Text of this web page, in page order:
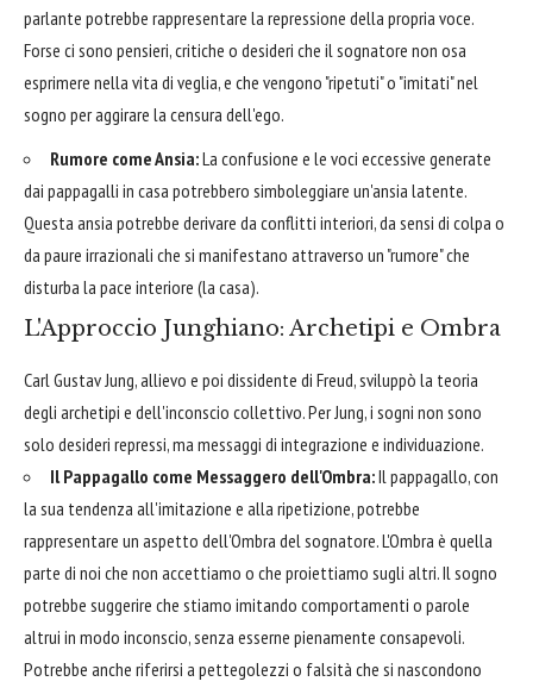
parlante potrebbe rappresentare la repressione della propria voce.
Forse ci sono pensieri, critiche o desideri che il sognatore non osa
esprimere nella vita di veglia, e che vengono "ripetuti" o "imitati" nel
sogno per aggirare la censura dell'ego.
Rumore come Ansia:La confusione e le voci eccessive generate
dai pappagalli in casa potrebbero simboleggiare un'ansia latente.
Questa ansia potrebbe derivare da conflitti interiori, da sensi di colpa o
da paure irrazionali che si manifestano attraverso un "rumore" che
disturba la pace interiore (la casa).
L'Approccio Junghiano: Archetipi e Ombra
Carl Gustav Jung, allievo e poi dissidente di Freud, sviluppò la teoria
degli archetipi e dell'inconscio collettivo. Per Jung, i sogni non sono
solo desideri repressi, ma messaggi di integrazione e individuazione.
Il Pappagallo come Messaggero dell'Ombra:Il pappagallo, con
la sua tendenza all'imitazione e alla ripetizione, potrebbe
rappresentare un aspetto dell'Ombra del sognatore. L'Ombra è quella
parte di noi che non accettiamo o che proiettiamo sugli altri. Il sogno
potrebbe suggerire che stiamo imitando comportamenti o parole
altrui in modo inconscio, senza esserne pienamente consapevoli.
Potrebbe anche riferirsi a pettegolezzi o falsità che si nascondono